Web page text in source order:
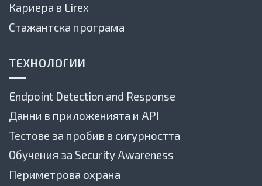
Кариера в Lirex
Стажантска програма
ТЕХНОЛОГИИ
Endpoint Detection and Response
Данни в приложенията и API
Тестове за пробив в сигурността
Обучения за Security Awareness
Периметрова охрана